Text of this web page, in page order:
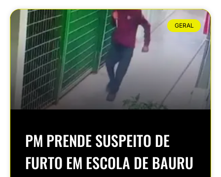
GERAL
PM PRENDE SUSPEITO DE
FURTO EM ESCOLA DE BAURU